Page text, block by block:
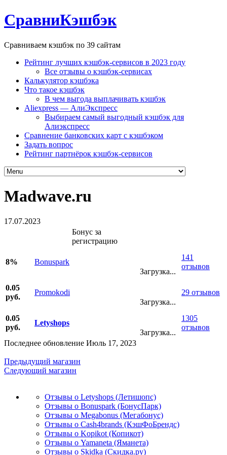
СравниКэшбэк
Сравниваем кэшбэк по 39 сайтам
Рейтинг лучших кэшбэк-сервисов в 2023 году
Все отзывы о кэшбэк-сервисах
Калькулятор кэшбэка
Что такое кэшбэк
В чем выгода выплачивать кэшбэк
Aliexpress — АлиЭкспресс
Выбираем самый выгодный кэшбэк для
Алиэкспресс
Сравнение банковских карт с кэшбэком
Задать вопрос
Рейтинг партнёрок кэшбэк-сервисов
Madwave.ru
17.07.2023
Бонус за
регистрацию
8%
Bonuspark
Загрузка...
141
отзывов
0.05
руб.
Promokodi
Загрузка...
29 отзывов
0.05
руб.
Letyshops
Загрузка...
1305
отзывов
Последнее обновление Июль 17, 2023
Предыдущий магазин
Следующий магазин
Отзывы о Letyshops (Летишопс)
Отзывы о Bonuspark (БонусПарк)
Отзывы о Megabonus (Мегабонус)
Отзывы о Cash4brands (КэшФоБрендс)
Отзывы о Kopikot (Копикот)
Отзывы о Yamaneta (Яманета)
Отзывы о Skidka (Скидка.ру)